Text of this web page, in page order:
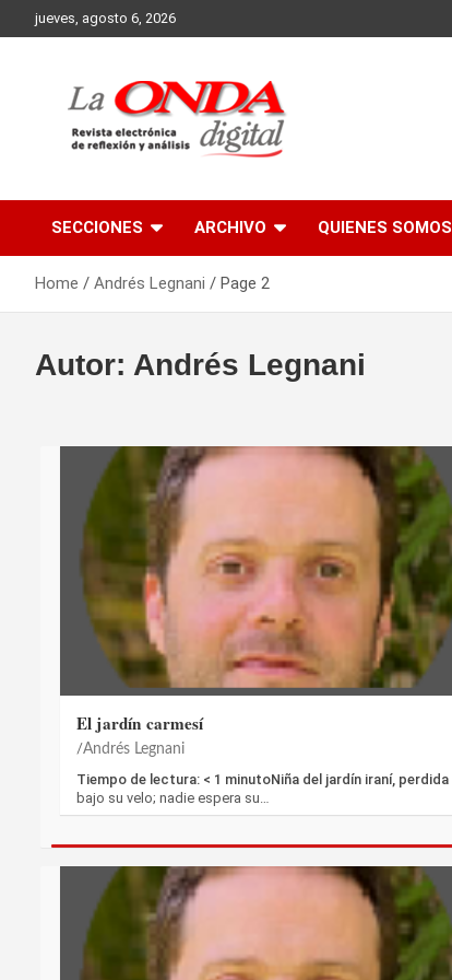
to
jueves, agosto 6, 2026
SECCIONES ARCHIVO QUIENES SOMOS
Home Andrés Legnani Page 2
Autor: Andrés Legnani
El jardín carmesí
Andrés Legnani
Tiempo de lectura: < 1 minutoNiña del jardín iraní, perdida
bajo su velo; nadie espera su…